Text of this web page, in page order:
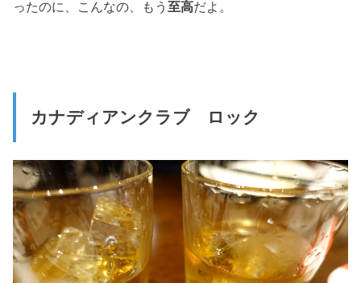
ったのに、こんなの、もう至高だよ。
カナディアンクラブ ロック